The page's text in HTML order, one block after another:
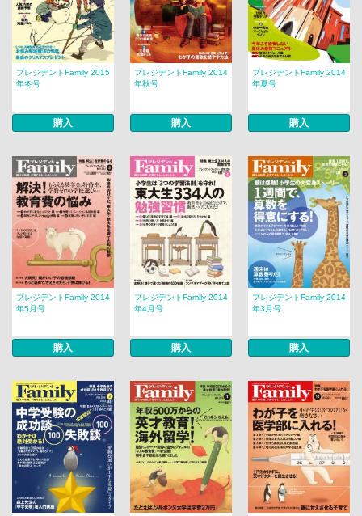
プレジデントFamily 2015
年冬号
購入
プレジデントFamily 2014
年秋号
購入
プレジデントFamily 2014
年夏号
購入
プレジデントFamily 2014
年5月号
購入
プレジデントFamily 2014
年4月号
購入
プレジデントFamily 2014
年3月号
購入